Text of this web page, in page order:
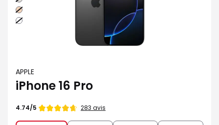
Sable
Blanc
APPLE
iPhone 16 Pro
Note
4.74/5 283 avis